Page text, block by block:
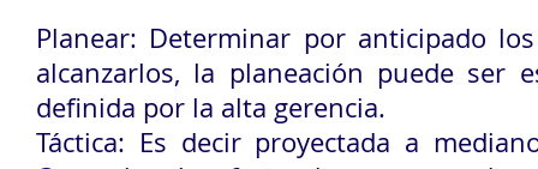
Planear: Determinar por anticipado
alcanzarlos, la planeación puede ser
definida por la alta gerencia.
Táctica: Es decir proyectada a